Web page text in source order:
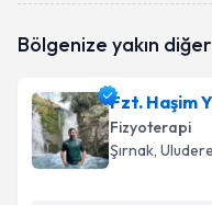
talebi oluşturun.
bilgilendireceğiz.
E-posta Adresiniz
Bölgenize yakın
Fzt. Haşim
Fizyoterapi
Şırnak, Uludere